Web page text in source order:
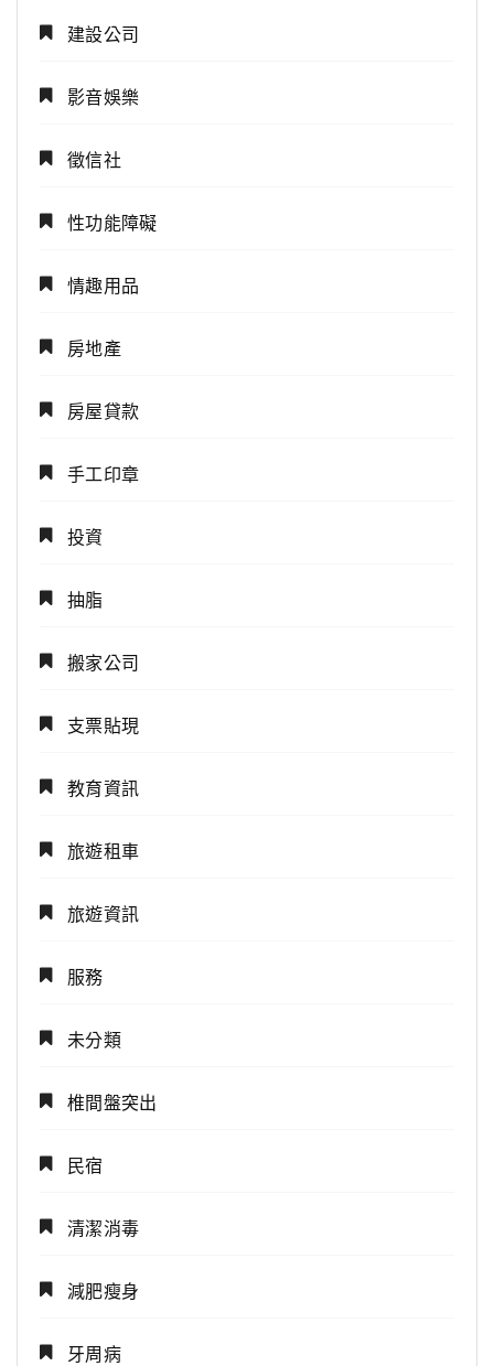
建設公司
影音娛樂
徵信社
性功能障礙
情趣用品
房地產
房屋貸款
手工印章
投資
抽脂
搬家公司
支票貼現
教育資訊
旅遊租車
旅遊資訊
服務
未分類
椎間盤突出
民宿
清潔消毒
減肥瘦身
牙周病